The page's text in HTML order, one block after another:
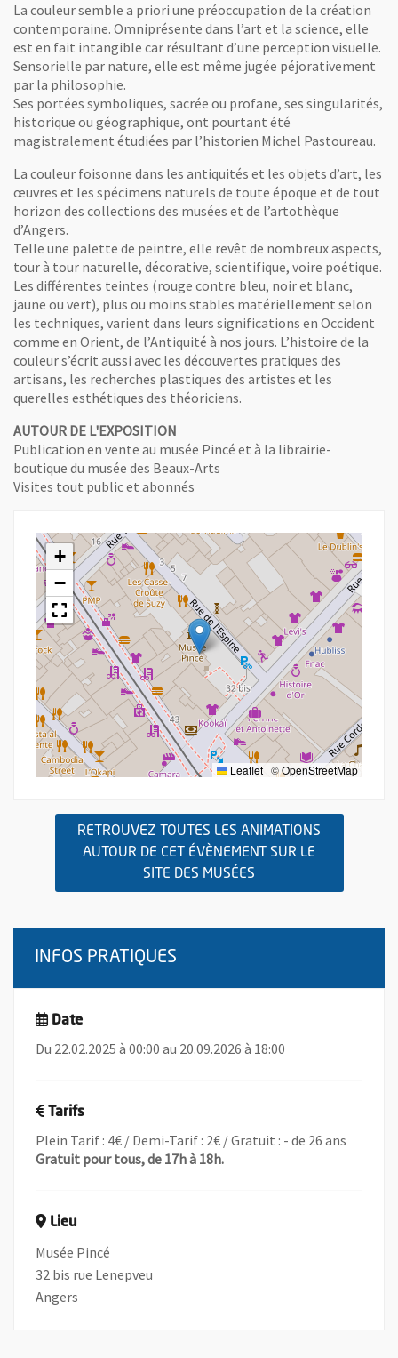
Plat : Femme de profil, atelier de Deruta d’après Pintoricchio, 1500-
Cécile Thomas, 4h du mat', 2012 © Musées d'Angers, David Riou
La couleur semble a priori une préoccupation de la création
contemporaine. Omniprésente dans l’art et la science, elle
est en fait intangible car résultant d’une perception visuelle.
Sensorielle par nature, elle est même jugée péjorativement
par la philosophie.
Ses portées symboliques, sacrée ou profane, ses singularités,
historique ou géographique, ont pourtant été
magistralement étudiées par l’historien Michel Pastoureau.
La couleur foisonne dans les antiquités et les objets d’art, les
œuvres et les spécimens naturels de toute époque et de tout
horizon des collections des musées et de l’artothèque
d’Angers.
Telle une palette de peintre, elle revêt de nombreux aspects,
tour à tour naturelle, décorative, scientifique, voire poétique.
Les différentes teintes (rouge contre bleu, noir et blanc,
jaune ou vert), plus ou moins stables matériellement selon
les techniques, varient dans leurs significations en Occident
comme en Orient, de l’Antiquité à nos jours. L’histoire de la
couleur s’écrit aussi avec les découvertes pratiques des
artisans, les recherches plastiques des artistes et les
querelles esthétiques des théoriciens.
AUTOUR DE L'EXPOSITION
Publication en vente au musée Pincé et à la librairie-
boutique du musée des Beaux-Arts
Visites tout public et abonnés
+
−
Leaflet | ©OpenStreetMap
RETROUVEZ TOUTES LES ANIMATIONS
AUTOUR DE CET ÉVÈNEMENT SUR LE
SITE DES MUSÉES
INFOS PRATIQUES
Date
Du 22.02.2025 à 00:00 au 20.09.2026 à 18:00
Tarifs
Plein Tarif : 4€ / Demi-Tarif : 2€ / Gratuit : - de 26 ans
Gratuit pour tous, de 17h à 18h.
Lieu
Musée Pincé
32 bis rue Lenepveu
Angers